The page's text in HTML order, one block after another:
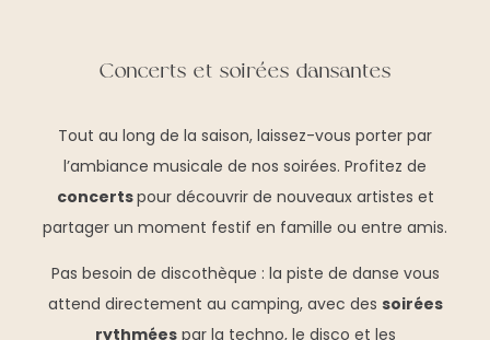
Concerts et soirées dansantes
Tout au long de la saison, laissez-vous porter par
l’ambiance musicale de nos soirées. Profitez de
concertspour découvrir de nouveaux artistes et
partager un moment festif en famille ou entre amis.
Pas besoin de discothèque : la piste de danse vous
attend directement au camping, avec des soirées
rythméespar la techno, le disco et les